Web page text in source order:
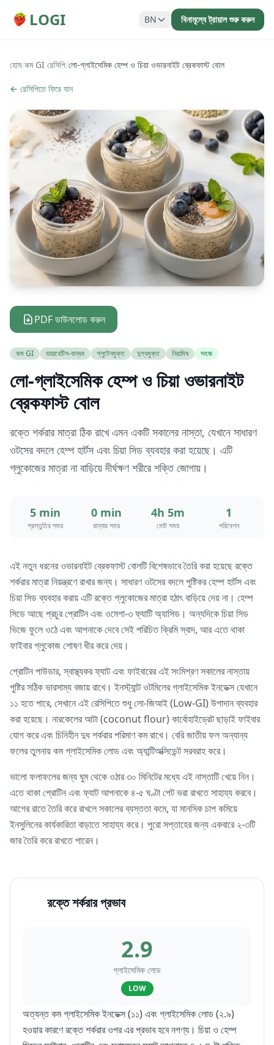
LOGI BN বিনামূল্যে ট্রায়াল শুরু করুন
হোম/কম GI রেসিপি/লো-গ্লাইসেমিক হেম্প ও চিয়া ওভারনাইট ব্রেকফাস্ট বোল
← রেসিপিতে ফিরে যান
PDF ডাউনলোড করুন
কম GI ডায়াবেটিস-বান্ধব গ্লুটেনমুক্ত দুগ্ধমুক্ত নিরামিষ সহজ
লো-গ্লাইসেমিক হেম্প ও চিয়া ওভারনাইট
ব্রেকফাস্ট বোল
রক্তে শর্করার মাত্রা ঠিক রাখে এমন একটি সকালের নাস্তা, যেখানে সাধারণ
ওটসের বদলে হেম্প হার্টস এবং চিয়া সিড ব্যবহার করা হয়েছে। এটি
গ্লুকোজের মাত্রা না বাড়িয়ে দীর্ঘক্ষণ শরীরে শক্তি জোগায়।
5 min
প্রস্তুতির সময়
0 min
রান্নার সময়
4h 5m
মোট সময়
1
পরিবেশন
এই নতুন ধরনের ওভারনাইট ব্রেকফাস্ট বোলটি বিশেষভাবে তৈরি করা হয়েছে রক্তে
শর্করার মাত্রা নিয়ন্ত্রণে রাখার জন্য। সাধারণ ওটসের বদলে পুষ্টিকর হেম্প হার্টস এবং
চিয়া সিড ব্যবহার করায় এটি রক্তে গ্লুকোজের মাত্রা হঠাৎ বাড়িয়ে দেয় না। হেম্প
সিডে আছে প্রচুর প্রোটিন এবং ওমেগা-৩ ফ্যাটি অ্যাসিড। অন্যদিকে চিয়া সিড
ভিজে ফুলে ওঠে এবং আপনাকে দেবে সেই পরিচিত ক্রিমি স্বাদ, আর এতে থাকা
ফাইবার গ্লুকোজ শোষণ ধীর করে দেয়।
প্রোটিন পাউডার, স্বাস্থ্যকর ফ্যাট এবং ফাইবারের এই সংমিশ্রণ সকালের নাস্তায়
পুষ্টির সঠিক ভারসাম্য বজায় রাখে। ইনস্ট্যান্ট ওটমিলের গ্লাইসেমিক ইনডেক্স যেখানে
১১ হতে পারে, সেখানে এই রেসিপিতে শুধু লো-জিআই (Low-GI) উপাদান ব্যবহার
করা হয়েছে। নারকেলের আটা (coconut flour) কার্বোহাইড্রেট ছাড়াই ফাইবার
যোগ করে এবং চিনিহীন দুধ শর্করার পরিমাণ কম রাখে। বেরি জাতীয় ফল অন্যান্য
ফলের তুলনায় কম গ্লাইসেমিক লোড এবং অ্যান্টিঅক্সিডেন্ট সরবরাহ করে।
ভালো ফলাফলের জন্য ঘুম থেকে ওঠার ৩০ মিনিটের মধ্যে এই নাস্তাটি খেয়ে নিন।
এতে থাকা প্রোটিন এবং ফ্যাট আপনাকে ৪-৫ ঘণ্টা পেট ভরা রাখতে সাহায্য করবে।
আগের রাতে তৈরি করে রাখলে সকালের ব্যস্ততা কমে, যা মানসিক চাপ কমিয়ে
ইনসুলিনের কার্যকারিতা বাড়াতে সাহায্য করে। পুরো সপ্তাহের জন্য একবারে ২-৩টি
জার তৈরি করে রাখতে পারেন।
রক্তে শর্করার প্রভাব
2.9
গ্লাইসেমিক লোড
LOW
অত্যন্ত কম গ্লাইসেমিক ইনডেক্স (১১) এবং গ্লাইসেমিক লোড (২.৯)
হওয়ার কারণে রক্তে শর্করার ওপর এর প্রভাব হবে নগণ্য। চিয়া ও হেম্প